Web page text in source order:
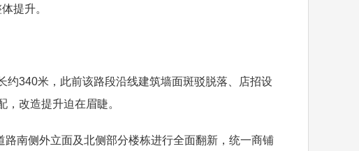
提升。
340米，此前该路段沿线建筑墙面斑驳脱落、店招设
改造提升迫在眉睫。
南侧外立面及北侧部分楼栋进行全面翻新，统一商铺